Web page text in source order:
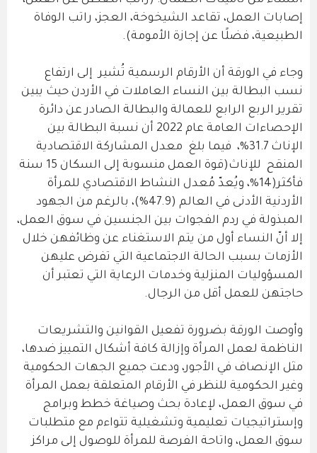
إصابات العمل، تقاعد الشيخوخة، العجز، راتب الوفاة
الطبيعية، فضلًا عن إجازة الأمومة).
وجاء في الورقة أن الأرقام الرسمية تُشير إلى ارتفاع
نسب البطالة بين النساء العاملات في الأردن حيث يبين
تقرير الربع الرابع للعمالة والبطالة الصادر عن دائرة
الإحصاءات العامة عام 2022 أن نسبة البطالة بين
الإناث 31.7%، فيما بلغ معدل المشاركة الاقتصادية
المنقح للإناث(قوة العمل منسوبة إلى السكان 15 سنة
فأكثر(14%، ويُعدّ مُعدل النشاط الاقتصادي للمرأة
الأردنية الأدنى في العالم (47.9%)، بالرغم من الجهود
المبذولة في ردم الفجوات بين الجنسين في سوق العمل،
إلا أنّ النساء أول من يتم الاستغناء عن وظائفهن خلال
الأزمات بسبب الحالة الاجتماعية التي تفرض عليهن
المسؤوليات المنزلية وخدمات الرعاية التي تعتبر أن
حاجتهن للعمل أقل من الرجال.
وأوصت الورقة بضرورة تفعيل القوانين والتشريعات
الناظمة لعمل المرأة وإزالة كافة أشكال التمييز ضدها،
مثل الإنصاف في الأجور، ودعت جميع الجهات الحكومية
وغير الحكومية للنظر في الأرقام المتعلقة بعمل المرأة
في سوق العمل، لإعادة بحث وصياغة خطط وبرامج
وإستراتيجيات تعليمية وتشغيلية تتواءم مع متطلبات
سوق العمل، واتاحة الفرصة للمرأة للوصول إلى مراكز